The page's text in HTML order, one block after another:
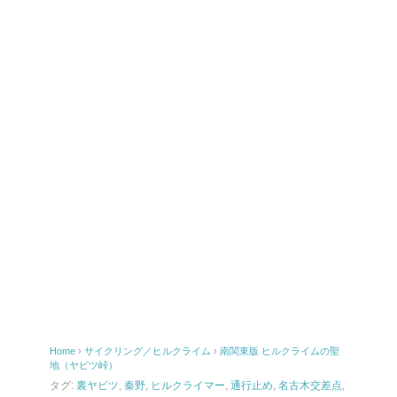
Home › サイクリング／ヒルクライム › 南関東版 ヒルクライムの聖
地（ヤビツ峠）
タグ: 裏ヤビツ 秦野 ヒルクライマー 通行止め 名古木交差点